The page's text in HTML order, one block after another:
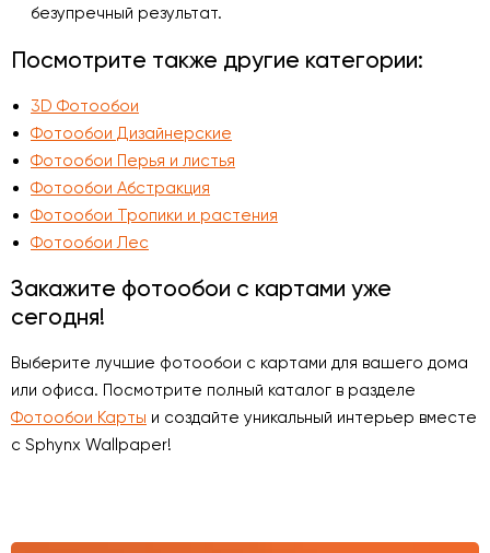
безупречный результат.
Посмотрите также другие категории:
3D Фотообои
Фотообои Дизайнерские
Фотообои Перья и листья
Фотообои Абстракция
Фотообои Тропики и растения
Фотообои Лес
Закажите фотообои с картами уже
сегодня!
Выберите лучшие фотообои с картами для вашего дома
или офиса. Посмотрите полный каталог в разделе
Фотообои Карты и создайте уникальный интерьер вместе
с Sphynx Wallpaper!